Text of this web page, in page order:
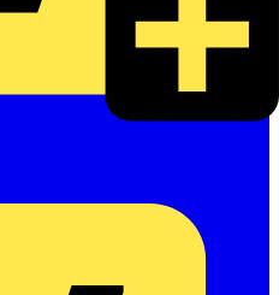
GmbH & Co. KG
& Co. KG